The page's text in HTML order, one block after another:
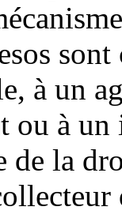
à un
ou à
de la